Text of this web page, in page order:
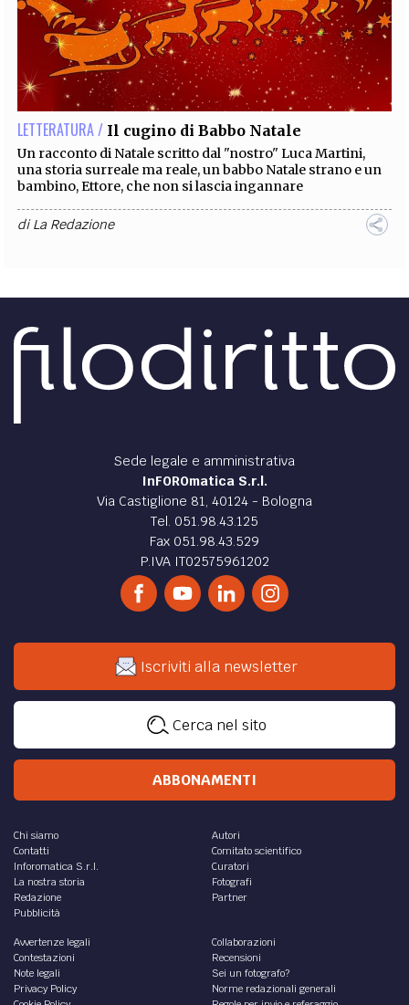
LETTERATURA / Il cugino di Babbo Natale
Un racconto di Natale scritto dal "nostro" Luca Martini,
una storia surreale ma reale, un babbo Natale strano e un
bambino, Ettore, che non si lascia ingannare
diLa Redazione
e ci incanta
Fiorenza Cirillo
certo punto, di noi
La resa
“Io ti conosco, da sempre ti conosco.
Quello che mi hai raccontato è il mio raccolto.
Fiorenza Cirillo
Movimenti piccoli
Piccoli movimenti, piccole decisioni, ma piene di costante
coraggio.
diFiorenza Cirillo
CULTURA /
A primavera potevano stare finalmente all’aperto. Per il
terzo giorno consecutivo si trovarono al laghetto, un bel
posto lì in centro città.
diFiorenza Cirillo
CULTURA / Piccola storia d’amore